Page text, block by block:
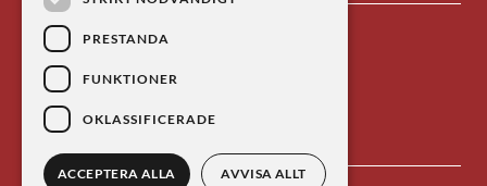
PRESTANDA
FUNKTIONER
OKLASSIFICERADE
ACCEPTERA ALLA AVVISA ALLT